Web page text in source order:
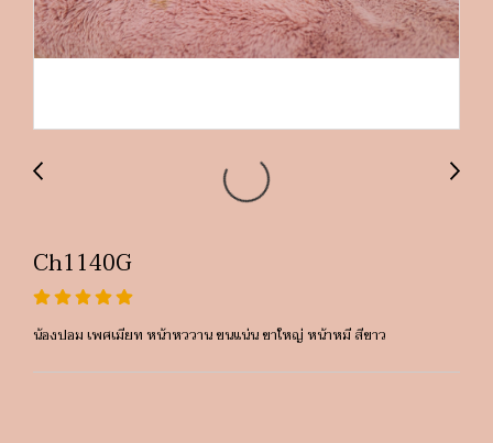
Ch1140G
น้องปอม เพศเมียท หน้าหววาน ขนแน่น ขาใหญ่ หน้าหมี สีขาว